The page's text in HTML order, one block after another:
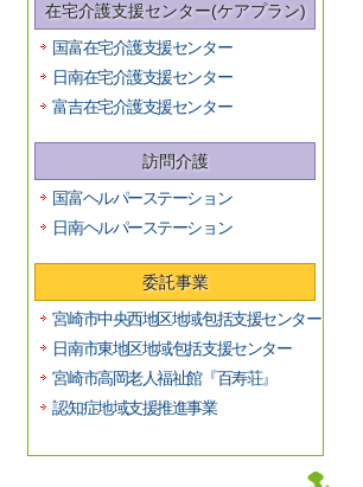
在宅介護支援センター(ケアプラン)
国富在宅介護支援センター
日南在宅介護支援センター
富吉在宅介護支援センター
訪問介護
国富ヘルパーステーション
日南ヘルパーステーション
委託事業
宮崎市中央西地区地域包括支援センター
日南市東地区地域包括支援センター
宮崎市高岡老人福祉館『百寿荘』
認知症地域支援推進事業